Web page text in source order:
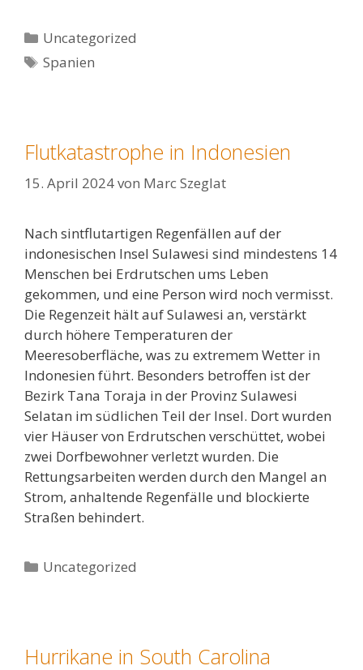
Kategorien
Uncategorized
Schlagwörter
Spanien
Flutkatastrophe in Indonesien
15. April 2024von Marc Szeglat
Nach sintflutartigen Regenfällen auf der
indonesischen Insel Sulawesi sind mindestens 14
Menschen bei Erdrutschen ums Leben
gekommen, und eine Person wird noch vermisst.
Die Regenzeit hält auf Sulawesi an, verstärkt
durch höhere Temperaturen der
Meeresoberfläche, was zu extremem Wetter in
Indonesien führt. Besonders betroffen ist der
Bezirk Tana Toraja in der Provinz Sulawesi
Selatan im südlichen Teil der Insel. Dort wurden
vier Häuser von Erdrutschen verschüttet, wobei
zwei Dorfbewohner verletzt wurden. Die
Rettungsarbeiten werden durch den Mangel an
Strom, anhaltende Regenfälle und blockierte
Straßen behindert.
Kategorien
Uncategorized
Hurrikane in South Carolina